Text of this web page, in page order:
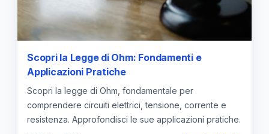
Scopri la Legge di Ohm: Fondamenti e
Applicazioni Pratiche
Scopri la legge di Ohm, fondamentale per
comprendere circuiti elettrici, tensione, corrente e
resistenza. Approfondisci le sue applicazioni pratiche.